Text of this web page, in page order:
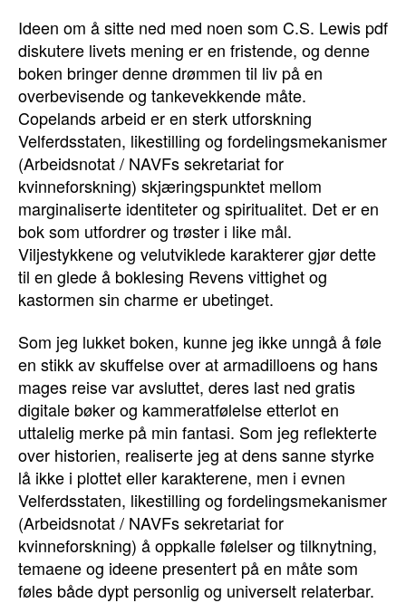
Ideen om å sitte ned med noen som C.S. Lewis pdf
diskutere livets mening er en fristende, og denne
boken bringer denne drømmen til liv på en
overbevisende og tankevekkende måte.
Copelands arbeid er en sterk utforskning
Velferdsstaten, likestilling og fordelingsmekanismer
(Arbeidsnotat / NAVFs sekretariat for
kvinneforskning) skjæringspunktet mellom
marginaliserte identiteter og spiritualitet. Det er en
bok som utfordrer og trøster i like mål.
Viljestykkene og velutviklede karakterer gjør dette
til en glede å boklesing Revens vittighet og
kastormen sin charme er ubetinget.
Som jeg lukket boken, kunne jeg ikke unngå å føle
en stikk av skuffelse over at armadilloens og hans
mages reise var avsluttet, deres last ned gratis
digitale bøker og kammeratfølelse etterlot en
uttalelig merke på min fantasi. Som jeg reflekterte
over historien, realiserte jeg at dens sanne styrke
lå ikke i plottet eller karakterene, men i evnen
Velferdsstaten, likestilling og fordelingsmekanismer
(Arbeidsnotat / NAVFs sekretariat for
kvinneforskning) å oppkalle følelser og tilknytning,
temaene og ideene presentert på en måte som
føles både dypt personlig og universelt relaterbar.